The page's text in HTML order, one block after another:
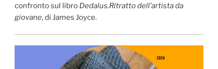
confronto sul libro Dedalus.Ritratto dell’artista da
giovane, di James Joyce.